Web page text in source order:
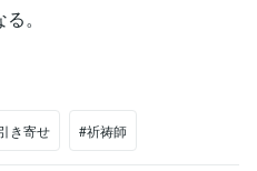
。
き寄せ #祈祷師